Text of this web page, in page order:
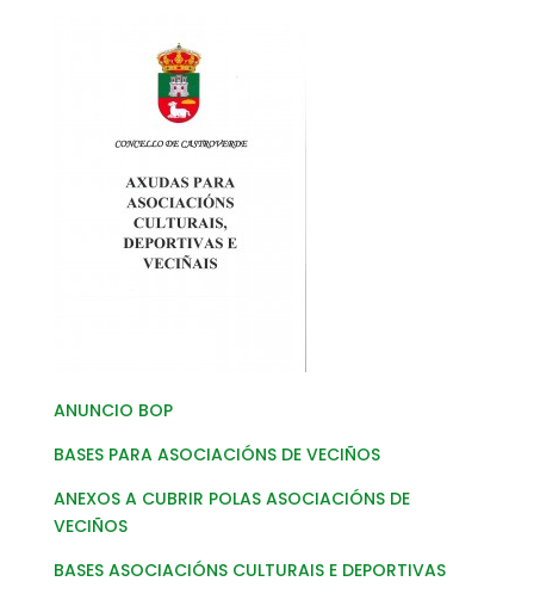
ANUNCIO BOP
BASES PARA ASOCIACIÓNS DE VECIÑOS
ANEXOS A CUBRIR POLAS ASOCIACIÓNS DE
VECIÑOS
BASES ASOCIACIÓNS CULTURAIS E DEPORTIVAS